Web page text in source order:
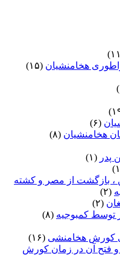
هخامنشیان (۱۵)
(۶)
هخامنشیان (۸)
پدر (۱)
، بازگشت از مصر و کشته
(۲)
(۲)
کمبوجیه (۸)
کورش هخامنشی (۱۶)
و فتح آن در زمان کورش